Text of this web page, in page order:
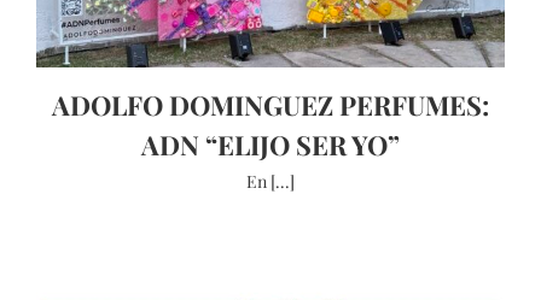
ADOLFO DOMINGUEZ PERFUMES:
ADN “ELIJO SER YO”
En [...]